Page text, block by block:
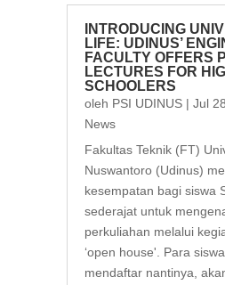
INTRODUCING
LIFE: UDINUS’
FACULTY OFFERS
LECTURES FOR
SCHOOLERS
oleh PSI UDINUS| Jul
News
Fakultas Teknik (FT)
Nuswantoro (Udinus)
kesempatan bagi siswa
sederajat untuk
perkuliahan melalui
‘open house'. Para
mendaftar nantinya,